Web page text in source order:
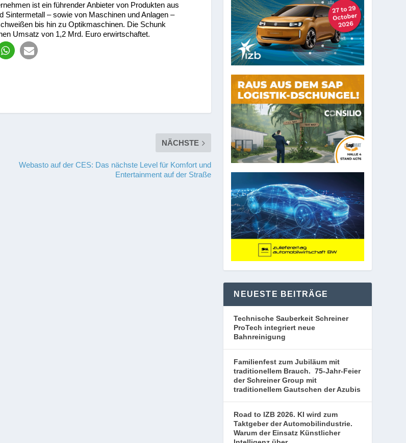
ist ein führender Anbieter von Produkten aus
– sowie von Maschinen und Anlagen –
bis hin zu Optikmaschinen. Die Schunk
Umsatz von 1,2 Mrd. Euro erwirtschaftet.
NÄCHSTE
Webasto auf der CES: Das nächste Level für Komfort und
Entertainment auf der Straße
NEUESTE BEITRÄGE
Technische Sauberkeit Schreiner
ProTech integriert neue
Bahnreinigung
Familienfest zum Jubiläum mit
traditionellem Brauch. 75-Jahr-Feier
der Schreiner Group mit
traditionellem Gautschen der Azubis
Road to IZB 2026. KI wird zum
Taktgeber der Automobilindustrie.
Warum der Einsatz Künstlicher